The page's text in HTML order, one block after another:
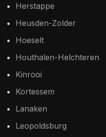
Herstappe
Heusden-Zolder
Hoeselt
Houthalen-Helchteren
Kinrooi
Kortessem
Lanaken
Leopoldsburg